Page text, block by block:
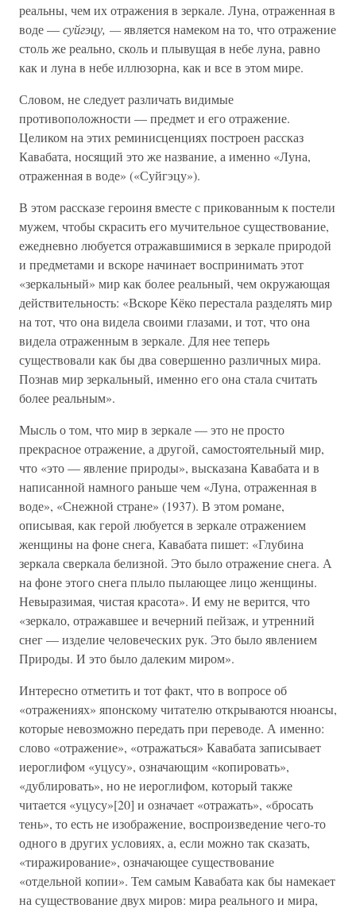
реальны, чем их отражения в зеркале. Луна, отраженная в
воде —суйгэцу, —является намеком на то, что отражение
столь же реально, сколь и плывущая в небе луна, равно
как и луна в небе иллюзорна, как и все в этом мире.
Словом, не следует различать видимые
противоположности — предмет и его отражение.
Целиком на этих реминисценциях построен рассказ
Кавабата, носящий это же название, а именно «Луна,
отраженная в воде» («Суйгэцу»).
В этом рассказе героиня вместе с прикованным к постели
мужем, чтобы скрасить его мучительное существование,
ежедневно любуется отражавшимися в зеркале природой
и предметами и вскоре начинает воспринимать этот
«зеркальный» мир как более реальный, чем окружающая
действительность: «Вскоре Кёко перестала разделять мир
на тот, что она видела своими глазами, и тот, что она
видела отраженным в зеркале. Для нее теперь
существовали как бы два совершенно различных мира.
Познав мир зеркальный, именно его она стала считать
более реальным».
Мысль о том, что мир в зеркале — это не просто
прекрасное отражение, а другой, самостоятельный мир,
что «это — явление природы», высказана Кавабата и в
написанной намного раньше чем «Луна, отраженная в
воде», «Снежной стране» (1937). В этом романе,
описывая, как герой любуется в зеркале отражением
женщины на фоне снега, Кавабата пишет: «Глубина
зеркала сверкала белизной. Это было отражение снега. А
на фоне этого снега плыло пылающее лицо женщины.
Невыразимая, чистая красота». И ему не верится, что
«зеркало, отражавшее и вечерний пейзаж, и утренний
снег — изделие человеческих рук. Это было явлением
Природы. И это было далеким миром».
Интересно отметить и тот факт, что в вопросе об
«отражениях» японскому читателю открываются нюансы,
которые невозможно передать при переводе. А именно:
слово «отражение», «отражаться» Кавабата записывает
иероглифом «уцусу», означающим «копировать»,
«дублировать», но не иероглифом, который также
читается «уцусу»[20] и означает «отражать», «бросать
тень», то есть не изображение, воспроизведение чего-то
одного в других условиях, а, если можно так сказать,
«тиражирование», означающее существование
«отдельной копии». Тем самым Кавабата как бы намекает
на существование двух миров: мира реального и мира,